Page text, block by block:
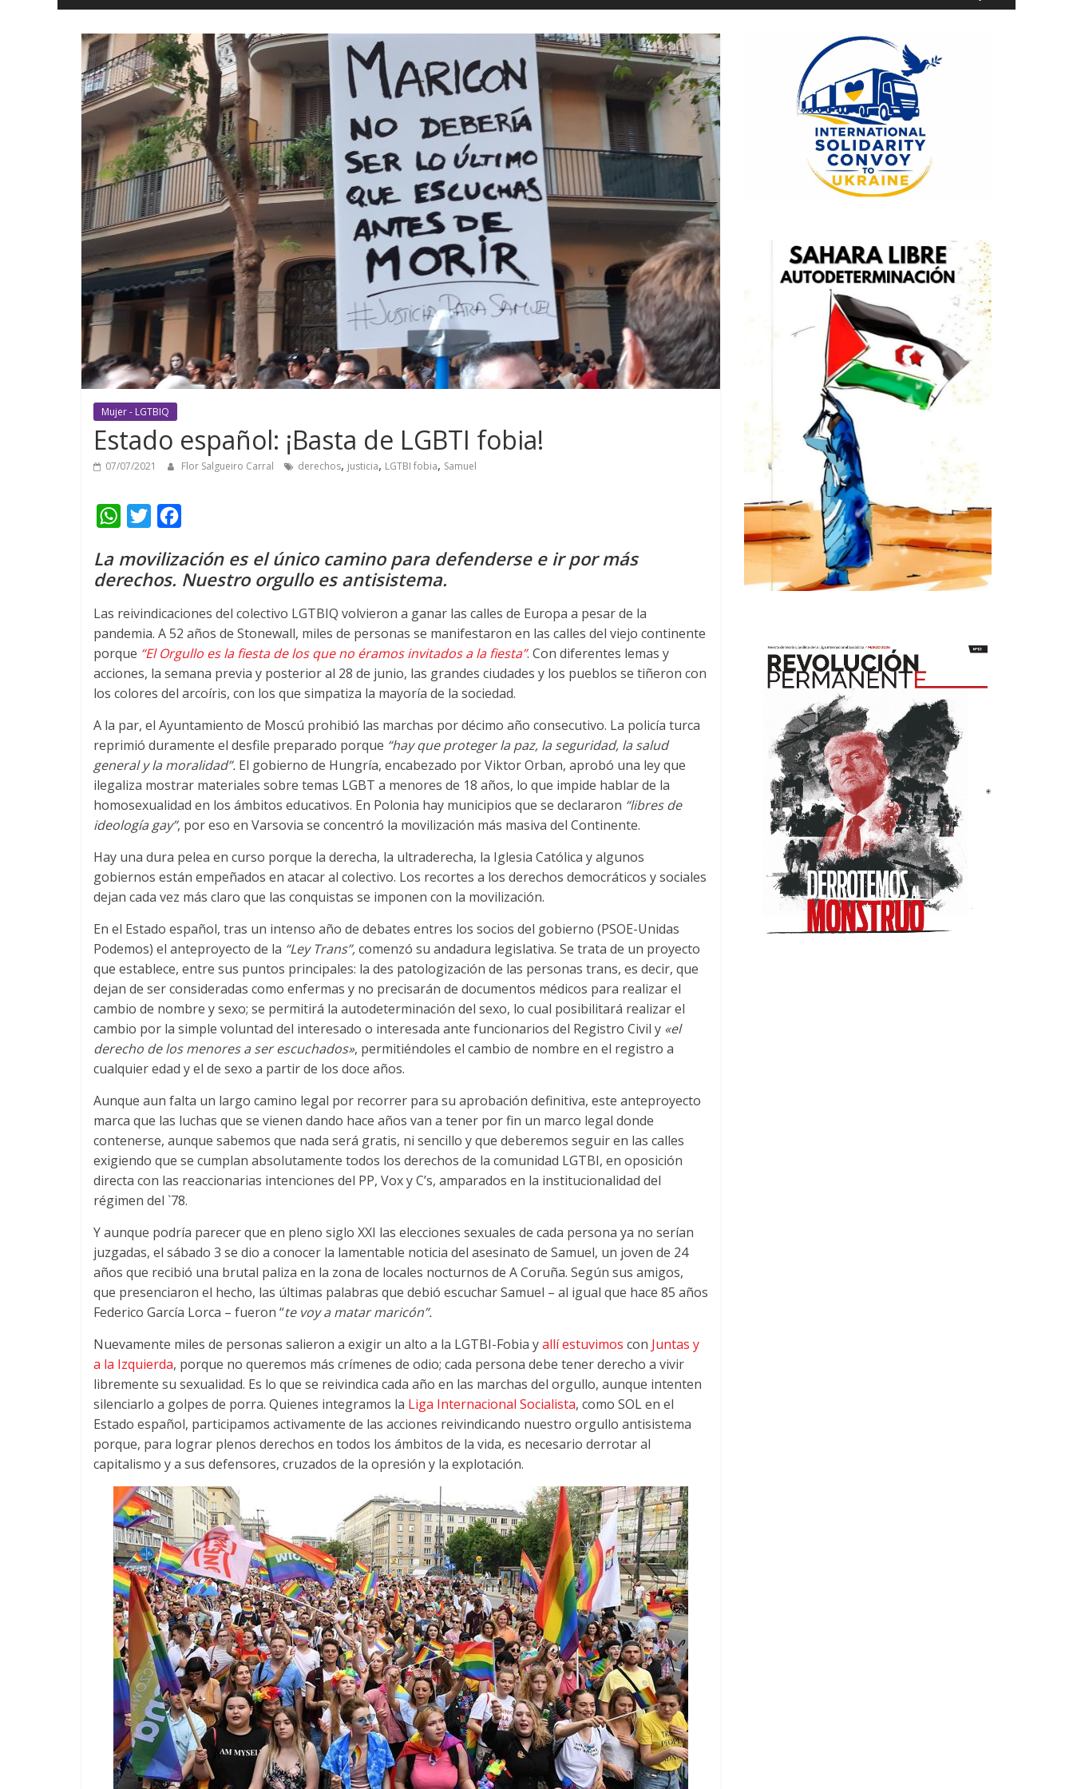
Libertad
Mujer - LGTBIQ
Estado español: ¡Basta de LGBTI fobia!
07/07/2021 Flor Salgueiro Carral derechos, justicia, LGTBI fobia, Samuel
W
a
t
s
A
p
p
i
t
t
e
r
c
e
b
o
o
k
La movilización es el único camino para defenderse e ir por más
derechos. Nuestro orgullo es antisistema.
Las reivindicaciones del colectivo LGTBIQ volvieron a ganar las calles de Europa a pesar de la
pandemia. A 52 años de Stonewall, miles de personas se manifestaron en las calles del viejo continente
porque “El Orgullo es la fiesta de los que no éramos invitados a la fiesta”. Con diferentes lemas y
acciones, la semana previa y posterior al 28 de junio, las grandes ciudades y los pueblos se tiñeron con
los colores del arcoíris, con los que simpatiza la mayoría de la sociedad.
A la par, el Ayuntamiento de Moscú prohibió las marchas por décimo año consecutivo. La policía turca
reprimió duramente el desfile preparado porque “hay que proteger la paz, la seguridad, la salud
general y la moralidad”. El gobierno de Hungría, encabezado por Viktor Orban, aprobó una ley que
ilegaliza mostrar materiales sobre temas LGBT a menores de 18 años, lo que impide hablar de la
homosexualidad en los ámbitos educativos. En Polonia hay municipios que se declararon “libres de
ideología gay”, por eso en Varsovia se concentró la movilización más masiva del Continente.
Hay una dura pelea en curso porque la derecha, la ultraderecha, la Iglesia Católica y algunos
gobiernos están empeñados en atacar al colectivo. Los recortes a los derechos democráticos y sociales
dejan cada vez más claro que las conquistas se imponen con la movilización.
En el Estado español, tras un intenso año de debates entres los socios del gobierno (PSOE-Unidas
Podemos) el anteproyecto de la “Ley Trans”,comenzó su andadura legislativa. Se trata de un proyecto
que establece, entre sus puntos principales: la des patologización de las personas trans, es decir, que
dejan de ser consideradas como enfermas y no precisarán de documentos médicos para realizar el
cambio de nombre y sexo; se permitirá la autodeterminación del sexo, lo cual posibilitará realizar el
cambio por la simple voluntad del interesado o interesada ante funcionarios del Registro Civil y «el
derecho de los menores a ser escuchados», permitiéndoles el cambio de nombre en el registro a
cualquier edad y el de sexo a partir de los doce años.
Aunque aun falta un largo camino legal por recorrer para su aprobación definitiva, este anteproyecto
marca que las luchas que se vienen dando hace años van a tener por fin un marco legal donde
contenerse, aunque sabemos que nada será gratis, ni sencillo y que deberemos seguir en las calles
exigiendo que se cumplan absolutamente todos los derechos de la comunidad LGTBI, en oposición
directa con las reaccionarias intenciones del PP, Vox y C’s, amparados en la institucionalidad del
régimen del `78.
Y aunque podría parecer que en pleno siglo XXI las elecciones sexuales de cada persona ya no serían
juzgadas, el sábado 3 se dio a conocer la lamentable noticia del asesinato de Samuel, un joven de 24
años que recibió una brutal paliza en la zona de locales nocturnos de A Coruña. Según sus amigos,
que presenciaron el hecho, las últimas palabras que debió escuchar Samuel – al igual que hace 85 años
Federico García Lorca – fueron “te voy a matar maricón”.
Nuevamente miles de personas salieron a exigir un alto a la LGTBI-Fobia yallí estuvimos con Juntas y
a la Izquierda, porque no queremos más crímenes de odio; cada persona debe tener derecho a vivir
libremente su sexualidad. Es lo que se reivindica cada año en las marchas del orgullo, aunque intenten
silenciarlo a golpes de porra. Quienes integramos la Liga Internacional Socialista, como SOL en el
Estado español, participamos activamente de las acciones reivindicando nuestro orgullo antisistema
porque, para lograr plenos derechos en todos los ámbitos de la vida, es necesario derrotar al
capitalismo y a sus defensores, cruzados de la opresión y la explotación.